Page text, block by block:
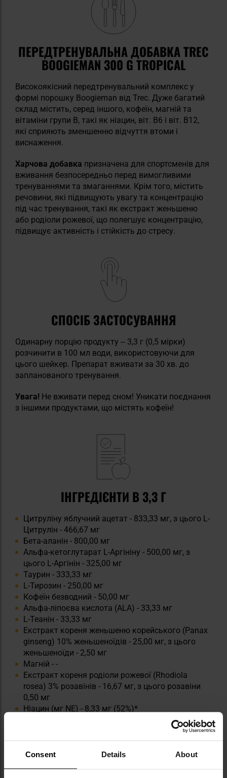
Consent Details About
ПЕРЕДТРЕНУВАЛЬНА ДОБАВКА TREC
BOOGIEMAN 300 G TROPICAL
Високоякісний передтренувальний комплекс у
формі порошку Boogieman від Trec. Дуже багатий
склад містить, серед іншого, кофеїн, магній та
вітаміни групи B, такі як ніацин, віт. B6 і віт. B12,
які сприяють зменшенню відчуття втоми і
виснаження.
Харчова добавка призначена для спортсменів для
вживання безпосередньо перед вимогливими
тренуваннями та змаганнями. Крім того, містить
речовини, які підвищують увагу та концентрацію
під час тренування, такі як екстракт женьшеню
або родіоли рожевої, що полегшує концентрацію,
підвищує активність і стійкість до стресу.
СПОСІБ ЗАСТОСУВАННЯ
Одинарну порцію продукту ‒ 3,3 г (0,5 мірки)
розчинити в 100 мл води, використовуючи для
цього шейкер. Препарат вживати за 30 хв. до
запланованого тренування.
Увага! Не вживати перед сном! Уникати поєднання
з іншими продуктами, що містять кофеїн!
ІНГРЕДІЄНТИ В 3,3 Г
Цитруліну яблучний ацетат - 833,33 мг, з цього L-
Цитрулін - 466,67 мг
Бета-аланін - 800,00 мг
Альфа-кетоглутарат L-Аргініну - 500,00 мг, з
цього L-Аргінін - 325,00 мг
Таурин - 333,33 мг
L-Тирозин - 250,00 мг
Кофеїн безводний - 50,00 мг
Альфа-ліпоєва кислота (ALA) - 33,33 мг
L-Теанін - 33,33 мг
Екстракт кореня женьшеню корейського (Panax
ginseng) 10% женьшеноїдів - 25,00 мг, з цього
женьшеноїди - 2,50 мг
Магній - -
Екстракт кореня родіоли рожевої (Rhodiola
rosea) 3% розавінів - 16,67 мг, з цього розавіни
0,50 мг
Ніацин (мг NE) - 8,33 мг (52%)*
Вітамін B12 (Дибенкозид) - 3,00 µg (120%)*
*Референційні значення споживання. Добова